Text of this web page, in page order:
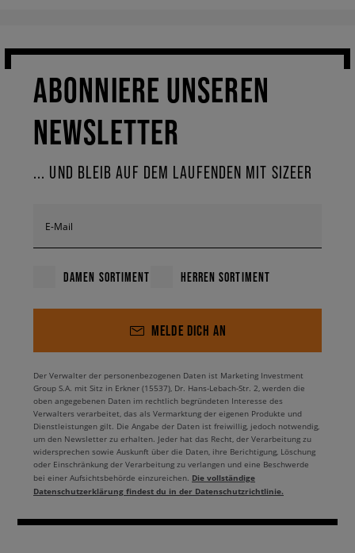
ABONNIERE UNSEREN
NEWSLETTER
... UND BLEIB AUF DEM LAUFENDEN MIT SIZEER
E-Mail
DAMEN SORTIMENT HERREN SORTIMENT
MELDE DICH AN
Der Verwalter der personenbezogenen Daten ist Marketing Investment
Group S.A. mit Sitz in Erkner (15537), Dr. Hans-Lebach-Str. 2, werden die
oben angegebenen Daten im rechtlich begründeten Interesse des
Verwalters verarbeitet, das als Vermarktung der eigenen Produkte und
Dienstleistungen gilt. Die Angabe der Daten ist freiwillig, jedoch notwendig,
um den Newsletter zu erhalten. Jeder hat das Recht, der Verarbeitung zu
widersprechen sowie Auskunft über die Daten, ihre Berichtigung, Löschung
oder Einschränkung der Verarbeitung zu verlangen und eine Beschwerde
bei einer Aufsichtsbehörde einzureichen. Die vollständige
Datenschutzerklärung findest du in der Datenschutzrichtlinie.